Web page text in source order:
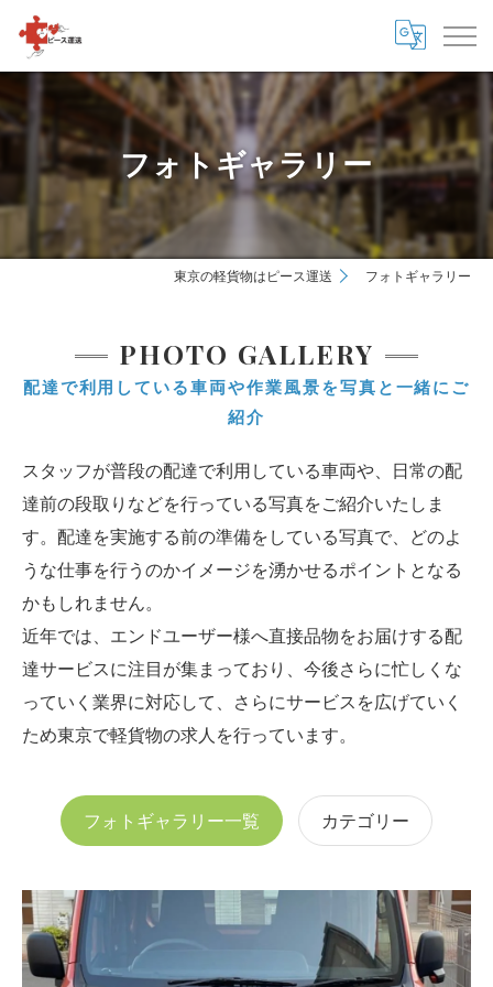
フォトギャラリー
東京の軽貨物はピース運送 フォトギャラリー
PHOTO GALLERY
配達で利用している車両や作業風景を写真と一緒にご
紹介
スタッフが普段の配達で利用している車両や、日常の配
達前の段取りなどを行っている写真をご紹介いたしま
す。配達を実施する前の準備をしている写真で、どのよ
うな仕事を行うのかイメージを湧かせるポイントとなる
かもしれません。
近年では、エンドユーザー様へ直接品物をお届けする配
達サービスに注目が集まっており、今後さらに忙しくな
っていく業界に対応して、さらにサービスを広げていく
ため東京で軽貨物の求人を行っています。
フォトギャラリー一覧 カテゴリー